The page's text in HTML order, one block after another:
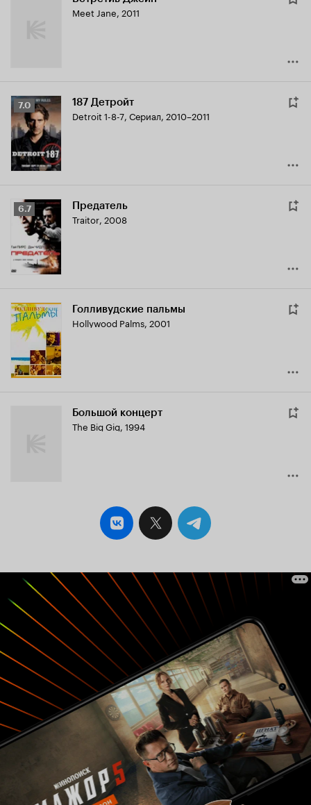
Meet Jane, 2011
Рейтинг
Кинопоиска
7.0
7.0 187 Детройт
Detroit 1-8-7, Сериал, 2010–2011
Рейтинг
Кинопоиска
6.7
6.7 Предатель
Traitor, 2008
Голливудские пальмы
Hollywood Palms, 2001
Большой концерт
The Big Gig, 1994